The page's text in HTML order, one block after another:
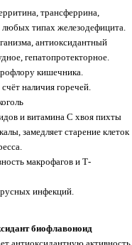
трансферрина,
любых типах железодефицита.
антиоксидантный
гепатопротекторное.
кишечника.
наличия горечей.
и витамина С хвоя пихты
замедляет старение клеток
макрофагов и Т-
инфекций.
биофлавоноид